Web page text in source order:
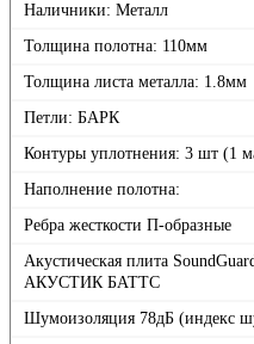
Наличники: Металл
Толщина полотна: 110мм
Толщина листа металла: 1.8мм
Петли: БАРК
Контуры уплотнения: 3 шт (1
Наполнение полотна:
Ребра жесткости П-образные
Акустическая плита
АКУСТИК БАТТС
Шумоизоляция 78дБ (индекс